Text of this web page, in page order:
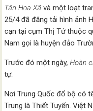
Tân Hoa Xãvà một loạt
25/4 đã đăng tải hình ảnh
cạn tại cụm Thị Tứ thuộc
Nam gọi là huyện đảo
Trước đó một ngày,Hoàn
tự.
Nơi Trung Quốc đổ bộ có
Trung là Thiết Tuyến. Việt